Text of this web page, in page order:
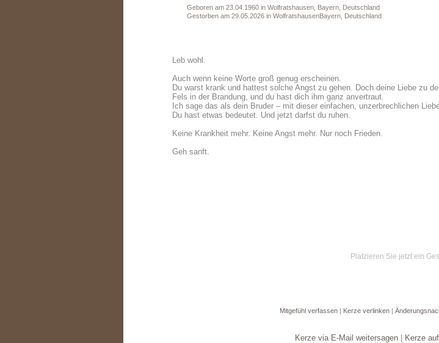
Geboren am 23.04.1960 in Wolfratshausen, Bayern, Deutschland
Gestorben am 29.05.2026 in WolfratshausenBayern, Deutschland
Leb wohl.
Auch wenn keine Worte groß genug erscheinen.
Du warst krank und hattest solche Angst zu gehen. Doch deine Liebe zu
Fels in der Brandung, und du hast dich ihm ganz anvertraut.
Ich sage das als dein Bruder – mit dieser einfachen, unzerbrechlichen
Du hast etwas bedeutet. Und jetzt darfst du ruhen.
Keine Krankheit mehr. Keine Angst mehr. Nur noch Frieden.
Geh sanft.
Platzieren Sie jetzt ein
Mitgefühl verfassen| Kerze verlinken|
Kerze via E-Mail weitersagen Kerze